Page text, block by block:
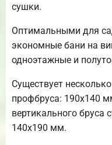
сушки.
Оптимальными для
экономные бани на
одноэтажные и
Существует
профбруса: 190х140
вертикального бруса
140х190 мм.